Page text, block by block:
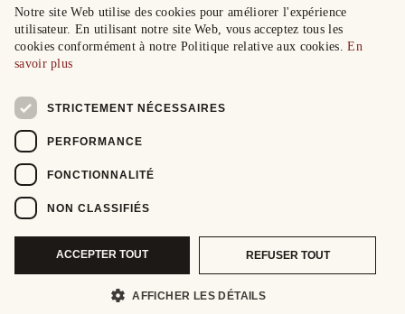
Notre site Web utilise des cookies pour améliorer l'expérience
utilisateur. En utilisant notre site Web, vous acceptez tous les
cookies conformément à notre Politique relative aux cookies.En
savoir plus
STRICTEMENT NÉCESSAIRES
PERFORMANCE
FONCTIONNALITÉ
NON CLASSIFIÉS
ACCEPTER TOUT REFUSER TOUT
AFFICHER LES DÉTAILS